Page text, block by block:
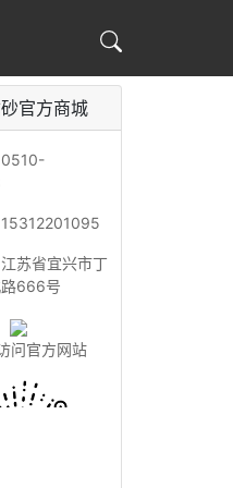
官方商城
0510-
15312201095
苏省宜兴市丁
666号
问官方网站